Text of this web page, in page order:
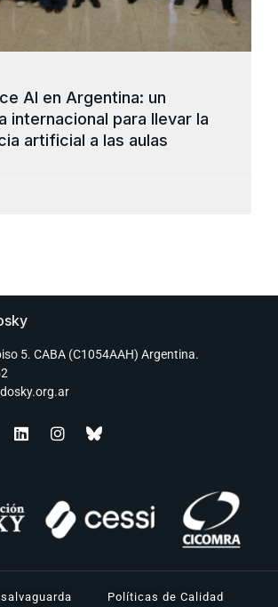
AI en Argentina: un
internacional para llevar la
artificial a las aulas
5. CABA (C1054AAH) Argentina.
Políticas de Calidad